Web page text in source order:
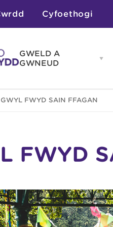
Cyfoethogi
GWELD A
GWNEUD
Atyniadau
GŴYL FWYD SAIN FFAGAN
FWYD